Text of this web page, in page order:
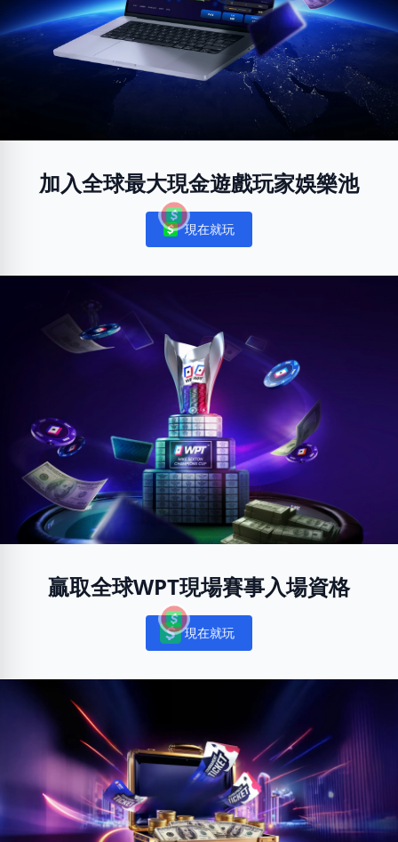
加入全球最大現金遊戲玩家娛樂池
Notifications
現在就玩
贏取全球WPT現場賽事入場資格
Notifications
現在就玩